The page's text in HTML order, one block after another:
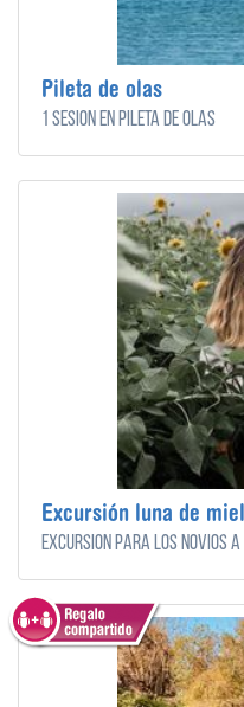
Pileta de olas
1 sesión en pileta de olas
Excursión luna de
Excursión para los novios